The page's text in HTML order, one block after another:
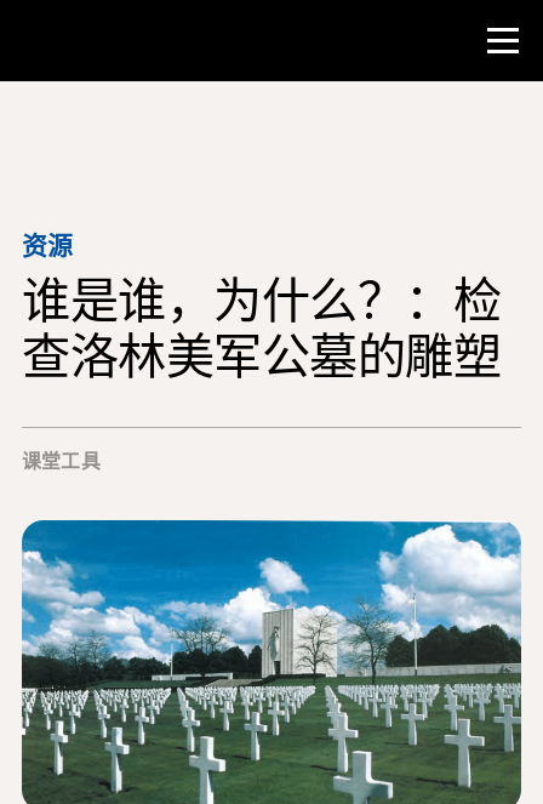
教师资源
课堂工具
培训班
研究所
教学研究技能
为 NHD 学生提供建议
新闻与事件
关于 NHD®
参与其中
资源
谁是谁，为什么？：检
查洛林美军公墓的雕塑
课堂工具